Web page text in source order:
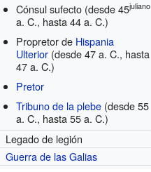
Cónsul sufecto (desde 45juliano
a. C., hasta 44 a. C.)
Propretor de Hispania
Ulterior (desde 47 a. C., hasta
47 a. C.)
Pretor
Tribuno de la plebe (desde 55
a. C., hasta 55 a. C.)
Legado de legión
Guerra de las Galias